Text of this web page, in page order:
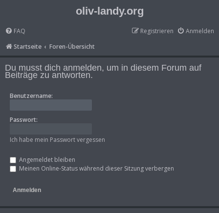
oliv-landy.org
FAQ Anmelden
Registrieren
Startseite
Foren-Übersicht
Du musst dich anmelden, um in diesem Forum auf
Beiträge zu antworten.
Benutzername:
Passwort:
Ich habe mein Passwort vergessen
Angemeldet bleiben
Meinen Online-Status während dieser Sitzung verbergen